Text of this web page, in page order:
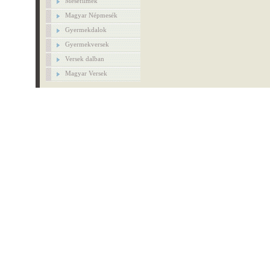
Magyar Népmesék
Gyermekdalok
Gyermekversek
Versek dalban
Magyar Versek